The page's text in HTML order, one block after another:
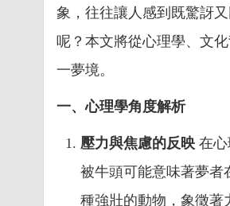
象，往往讓人感到既驚訝
呢？本文將從心理學、文
一夢境。
一、心理學角度解析
壓力與焦慮的反映 在
被牛頭可能意味著夢者
種強壯的動物，象徵著